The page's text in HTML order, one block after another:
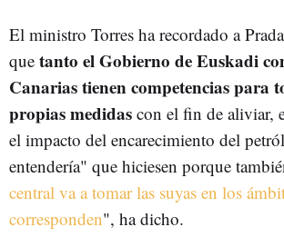
El ministro Torres ha recordado a
que tanto el Gobierno de Euskadi
Canarias tienen competencias para
propias medidas con el fin de aliviar,
el impacto del encarecimiento del
entendería" que hiciesen porque
central va a tomar las suyas en los
corresponden", ha dicho.